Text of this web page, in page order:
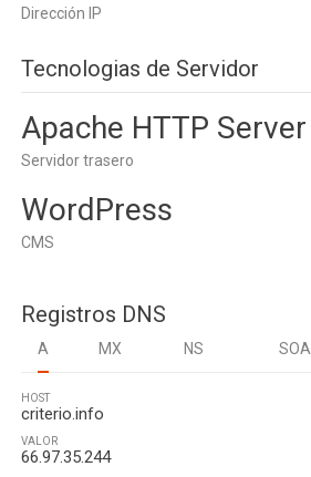
Dirección IP
Tecnologias de Servidor
Apache HTTP Server
Servidor trasero
WordPress
CMS
Registros DNS
A MX NS SOA
HOST
criterio.info
VALOR
66.97.35.244